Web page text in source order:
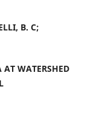
B. C;
AT WATERSHED